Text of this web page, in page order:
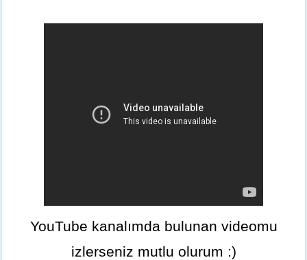
YouTube kanalımda bulunan videomu
izlerseniz mutlu olurum :)